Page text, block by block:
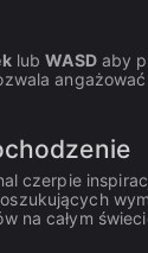
lubWASDaby
czerpie
na całym